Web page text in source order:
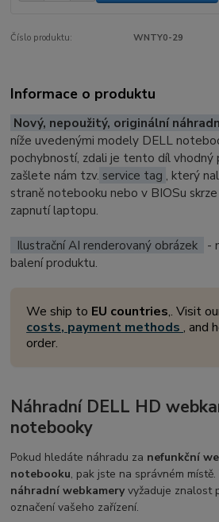
Číslo produktu: WNTY0-29
Informace o produktu
Nový, nepoužitý, originální
níže uvedenými modely DELL
pochybností, zdali je tento díl vhodný
zašlete nám tzv. service tag , který
straně notebooku nebo v BIOSu
zapnutí laptopu.
Ilustrační AI renderovaný obrázek
-
balení produktu.
We ship to EU countries,. Visit
costs, payment methods, and
order.
Náhradní DELL HD
notebooky
Pokud hledáte náhradu za nefunkční
notebooku, pak jste na správném
náhradní webkameryvyžaduje znalost
označení vašeho zařízení.